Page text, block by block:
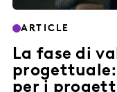
ARTICLE
La fase di
per i